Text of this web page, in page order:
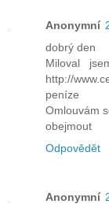
Anonymní
dobrý den
Miloval
http://
peníze
Omlouvám
obejmout
Odpovědět
Anonymní